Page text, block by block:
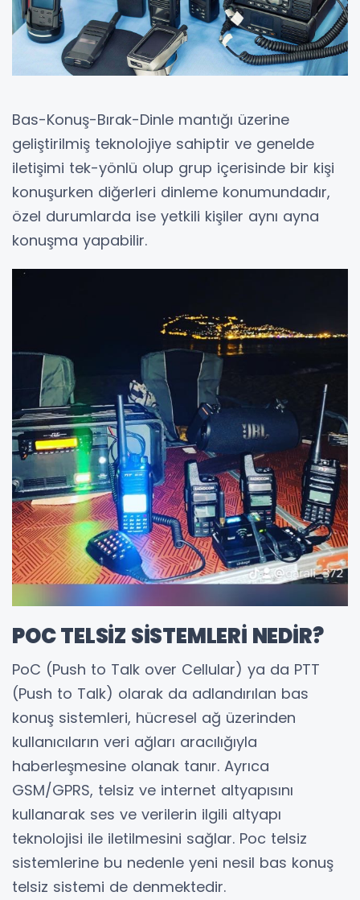
Bas-Konuş-Bırak-Dinle mantığı üzerine
geliştirilmiş teknolojiye sahiptir ve genelde
iletişimi tek-yönlü olup grup içerisinde bir kişi
konuşurken diğerleri dinleme konumundadır,
özel durumlarda ise yetkili kişiler aynı ayna
konuşma yapabilir.
POC TELSİZ SİSTEMLERİ NEDİR?
PoC (Push to Talk over Cellular) ya da PTT
(Push to Talk) olarak da adlandırılan bas
konuş sistemleri, hücresel ağ üzerinden
kullanıcıların veri ağları aracılığıyla
haberleşmesine olanak tanır. Ayrıca
GSM/GPRS, telsiz ve internet altyapısını
kullanarak ses ve verilerin ilgili altyapı
teknolojisi ile iletilmesini sağlar. Poc telsiz
sistemlerine bu nedenle yeni nesil bas konuş
telsiz sistemi de denmektedir.